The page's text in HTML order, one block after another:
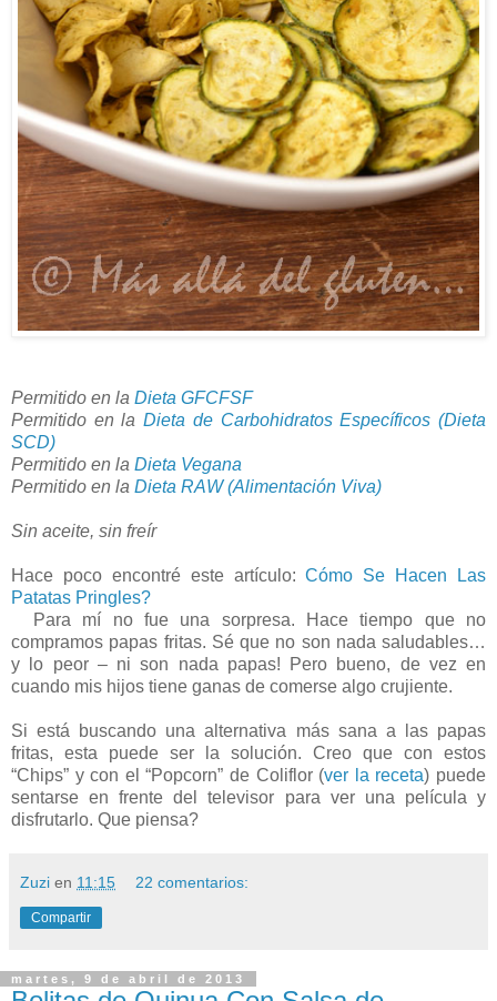
Permitido en la Dieta GFCFSF
Permitido en laDieta de Carbohidratos Específicos (Dieta
SCD)
Permitido en la Dieta Vegana
Permitido en la Dieta RAW (Alimentación Viva)
Sin aceite, sin freír
Hace poco encontré este artículo:Cómo Se Hacen Las
Patatas Pringles?
Para mí no fue una sorpresa. Hace tiempo que no
compramos papas fritas. Sé que no son nada saludables…
y lo peor – ni son nada papas! Pero bueno, de vez en
cuando mis hijos tiene ganas de comerse algo crujiente.
Si está buscando una alternativa más sana a las papas
fritas, esta puede ser la solución. Creo que con estos
“Chips” y con el “Popcorn” de Coliflor (ver la receta) puede
sentarse en frente del televisor para ver una película y
disfrutarlo. Que piensa?
Zuzi en 11:15 22 comentarios:
Compartir
martes, 9 de abril de 2013